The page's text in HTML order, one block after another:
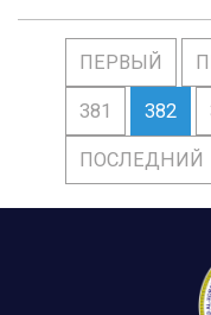
ПЕРВЫЙ
381 382
ПОСЛЕДНИЙ